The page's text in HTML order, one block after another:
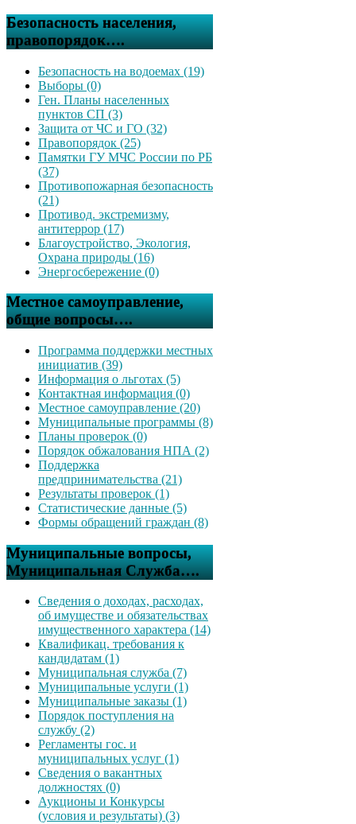
Безопасность населения,
правопорядок….
Безопасность на водоемах (19)
Выборы (0)
Ген. Планы населенных
пунктов СП (3)
Защита от ЧС и ГО (32)
Правопорядок (25)
Памятки ГУ МЧС России по РБ
(37)
Противопожарная безопасность
(21)
Противод. экстремизму,
антитеррор (17)
Благоустройство, Экология,
Охрана природы (16)
Энергосбережение (0)
Местное самоуправление,
общие вопросы….
Программа поддержки местных
инициатив (39)
Информация о льготах (5)
Контактная информация (0)
Местное самоуправление (20)
Муниципальные программы (8)
Планы проверок (0)
Порядок обжалования НПА (2)
Поддержка
предпринимательства (21)
Результаты проверок (1)
Статистические данные (5)
Формы обращений граждан (8)
Муниципальные вопросы,
Муниципальная Служба….
Сведения о доходах, расходах,
об имуществе и обязательствах
имущественного характера (14)
Квалификац. требования к
кандидатам (1)
Муниципальная служба (7)
Муниципальные услуги (1)
Муниципальные заказы (1)
Порядок поступления на
службу (2)
Регламенты гос. и
муниципальных услуг (1)
Сведения о вакантных
должностях (0)
Аукционы и Конкурсы
(условия и результаты) (3)